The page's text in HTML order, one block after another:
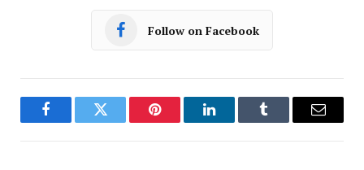
Follow on Facebook
FacebookTwitter Pinterest LinkedInTumblr Email